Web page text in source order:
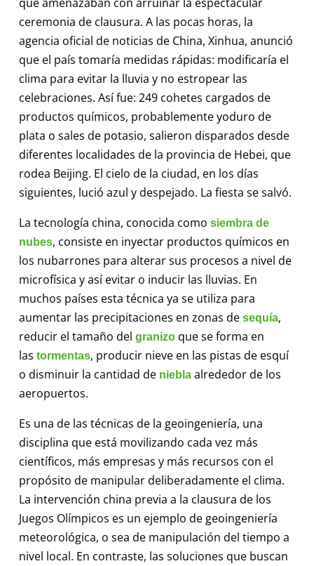
ceremonia de clausura. A las pocas horas, la
agencia oficial de noticias de China, Xinhua, anunció
que el país tomaría medidas rápidas: modificaría el
clima para evitar la lluvia y no estropear las
celebraciones. Así fue: 249 cohetes cargados de
productos químicos, probablemente yoduro de
plata o sales de potasio, salieron disparados desde
diferentes localidades de la provincia de Hebei, que
rodea Beijing. El cielo de la ciudad, en los días
siguientes, lució azul y despejado. La fiesta se salvó.
La tecnología china, conocida como siembra de
nubes, consiste en inyectar productos químicos en
los nubarrones para alterar sus procesos a nivel de
microfísica y así evitar o inducir las lluvias. En
muchos países esta técnica ya se utiliza para
aumentar las precipitaciones en zonas de sequía,
reducir el tamaño del granizoque se forma en
las tormentas, producir nieve en las pistas de esquí
o disminuir la cantidad de nieblaalrededor de los
aeropuertos.
Es una de las técnicas de la geoingeniería, una
disciplina que está movilizando cada vez más
científicos, más empresas y más recursos con el
propósito de manipular deliberadamente el clima.
La intervención china previa a la clausura de los
Juegos Olímpicos es un ejemplo de geoingeniería
meteorológica, o sea de manipulación del tiempo a
nivel local. En contraste, las soluciones que buscan